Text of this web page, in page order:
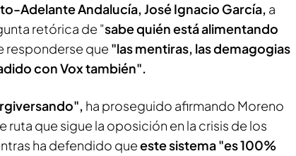
Adelante Andalucía, José Ignacio García, a
retórica de "sabe quién está alimentando
responderse que "las mentiras, las demagogias
con Vox también".
ha proseguido afirmando Moreno
ruta que sigue la oposición en la crisis de los
ha defendido queeste sistema "es 100%